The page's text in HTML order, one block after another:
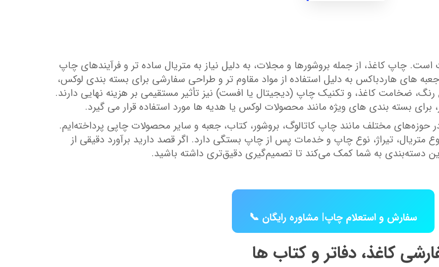
چاپ کاغذ، از جمله بروشورها و مجلات، به دلیل نیاز به متریال ساده ‌تر و فرآیندهای چاپ
جعبه‌ های هاردباکس به دلیل استفاده از مواد مقاوم‌ تر و طراحی سفارشی برای بسته ‌بندی لوکس،
ضخامت کاغذ، و تکنیک چاپ (دیجیتال یا افست) نیز تأثیر مستقیمی بر هزینه نهایی دارند.
بسته ‌بندی ‌های ویژه مانند محصولات لوکس یا هدیه‌ ها مورد استفاده قرار می‌ گیرد.
مختلف مانند چاپ کاتالوگ، بروشور، کتاب، جعبه و سایر محصولات چاپی پرداخته‌ایم.
متریال، تیراژ، نوع چاپ و خدمات پس از چاپ بستگی دارد. اگر قصد دارید برآورد دقیقی از
دسته‌بندی به شما کمک می‌کند تا تصمیم‌گیری دقیق‌تری داشته باشید.
📞 سفارش و استعلام چاپ| مشاوره رایگان
کاغذ، دفاتر و کتاب‌ ها